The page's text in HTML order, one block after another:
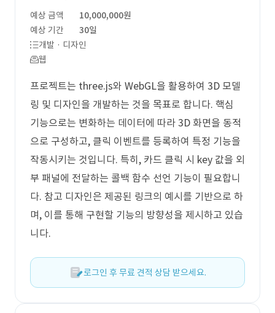
예상 금액
10,000,000원
예상 기간
30일
개발 · 디자인
웹
프로젝트는 three.js와 WebGL을 활용하여 3D 모델
링 및 디자인을 개발하는 것을 목표로 합니다. 핵심
기능으로는 변화하는 데이터에 따라 3D 화면을 동적
으로 구성하고, 클릭 이벤트를 등록하여 특정 기능을
작동시키는 것입니다. 특히, 카드 클릭 시 key 값을 외
부 패널에 전달하는 콜백 함수 선언 기능이 필요합니
다. 참고 디자인은 제공된 링크의 예시를 기반으로 하
며, 이를 통해 구현할 기능의 방향성을 제시하고 있습
니다.
로그인 후 무료 견적 상담 받으세요.